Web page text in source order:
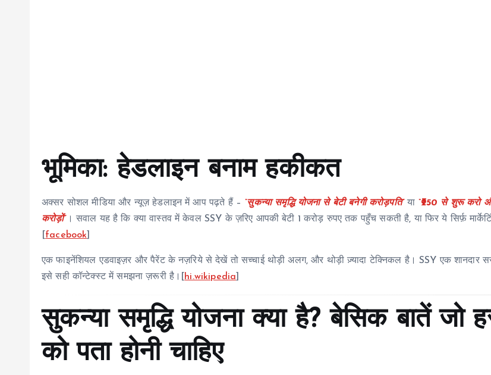
भूमिका: हेडलाइन बनाम हकीकत
अक्सर सोशल मीडिया और न्यूज़ हेडलाइन में आप पढ़ते हैं – “सुकन्या समृद्धि योजना से बेटी बनेगी करोड़पति”या “₹250 से शुरू करो
करोड़ों”। सवाल यह है कि क्या वास्तव में केवल SSY के ज़रिए आपकी बेटी 1 करोड़ रुपए तक पहुँच सकती है, या फिर ये सिर्फ़
facebook
एक फाइनेंशियल एडवाइज़र और पैरेंट के नज़रिये से देखें तो सच्चाई थोड़ी अलग, और थोड़ी ज़्यादा टेक्निकल है। SSY एक शानदार
इसे सही कॉन्टेक्स्ट में समझना ज़रूरी है।[
hi.wikipedia
सुकन्या समृद्धि योजना क्या है? बेसिक बातें जो
को पता होनी चाहिए